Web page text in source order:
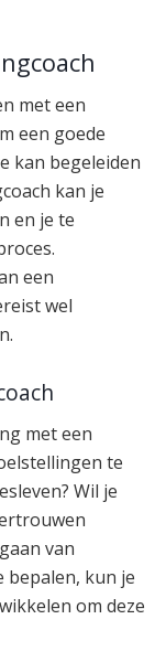
met een
een goede
kan begeleiden
kan je
en je te
een
wel
met een
te
Wil je
van
bepalen, kun je
om deze